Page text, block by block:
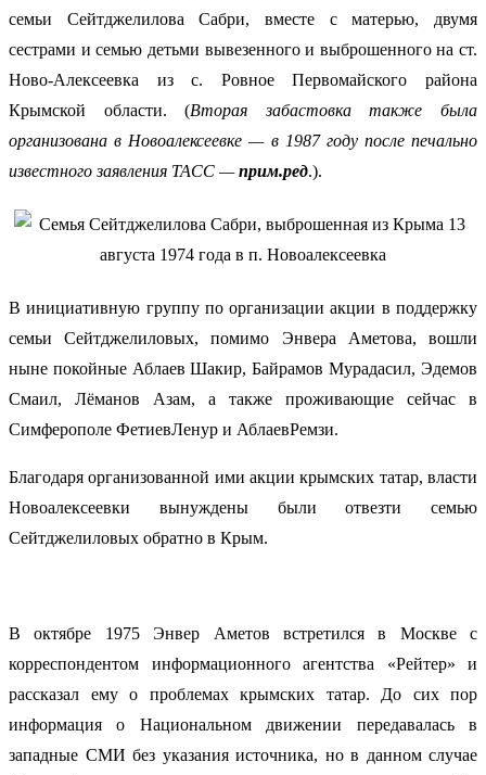
семьи Сейтджелилова Сабри, вместе с матерью, двумя
сестрами и семью детьми вывезенного и выброшенного на ст.
Ново-Алексеевка из с. Ровное Первомайского района
Крымской области. (Вторая забастовка также была
организована в Новоалексеевке — в 1987 году после печально
известного заявления ТАСС —прим.ред.).
В инициативную группу по организации акции в поддержку
семьи Сейтджелиловых, помимо Энвера Аметова, вошли
ныне покойные Аблаев Шакир, Байрамов Мурадасил, Эдемов
Смаил, Лёманов Азам, а также проживающие сейчас в
Симферополе ФетиевЛенур и АблаевРемзи.
Благодаря организованной ими акции крымских татар, власти
Новоалексеевки вынуждены были отвезти семью
Сейтджелиловых обратно в Крым.
В октябре 1975 Энвер Аметов встретился в Москве с
корреспондентом информационного агентства «Рейтер» и
рассказал ему о проблемах крымских татар. До сих пор
информация о Национальном движении передавалась в
западные СМИ без указания источника, но в данном случае